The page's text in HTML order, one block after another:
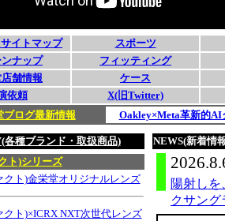
イトマップ
スポーツ
ナップ
フィッティング
舗情報
ケース
依頼
X(旧Twitter)
ブログ最新情報
Oakley×Meta革新的AI
各種ブランド・取扱商品)
ト)シリーズ
クト)金栄堂オリジナルレンズ
クト)×ICRX NXT次世代レンズ
NEWS(新着情
陽射しを
クサング